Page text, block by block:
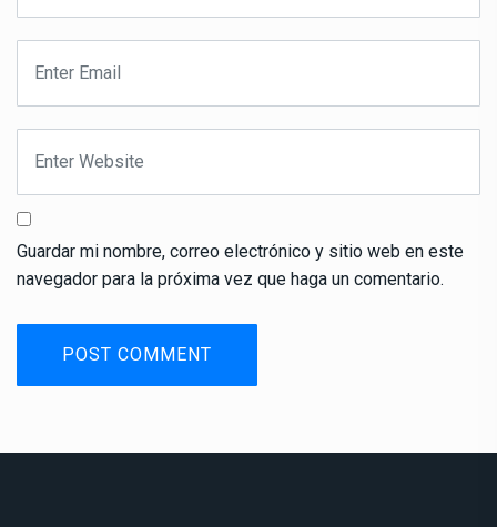
Guardar mi nombre, correo electrónico y sitio web en este
navegador para la próxima vez que haga un comentario.